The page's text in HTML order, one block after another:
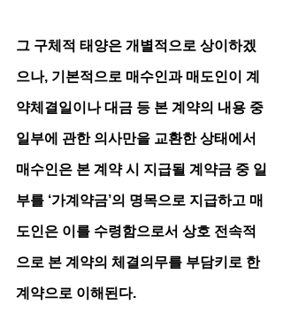
그 구체적 태양은 개별적으로 상이하겠
으나, 기본적으로 매수인과 매도인이 계
약체결일이나 대금 등 본 계약의 내용 중
일부에 관한 의사만을 교환한 상태에서
매수인은 본 계약 시 지급될 계약금 중 일
부를 ‘가계약금’의 명목으로 지급하고 매
도인은 이를 수령함으로서 상호 전속적
으로 본 계약의 체결의무를 부담키로 한
계약으로 이해된다.